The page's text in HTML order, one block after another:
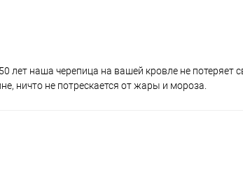
лет наша черепица на вашей кровле не потеряет
ничто не потрескается от жары и мороза.